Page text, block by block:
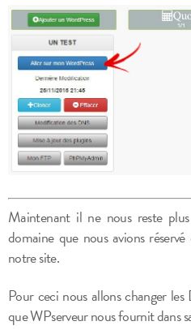
Maintenant il ne nous reste
domaine que nous avions
notre site.
Pour ceci nous allons changer
que WPserveur nous fournit dans